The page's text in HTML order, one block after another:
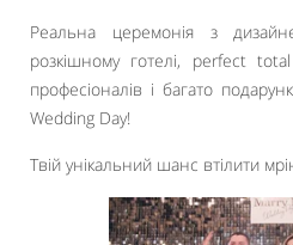
Реальна церемонія з
розкішному готелі, perfect
професіоналів і багато
Wedding Day!
Твій унікальний шанс втілити